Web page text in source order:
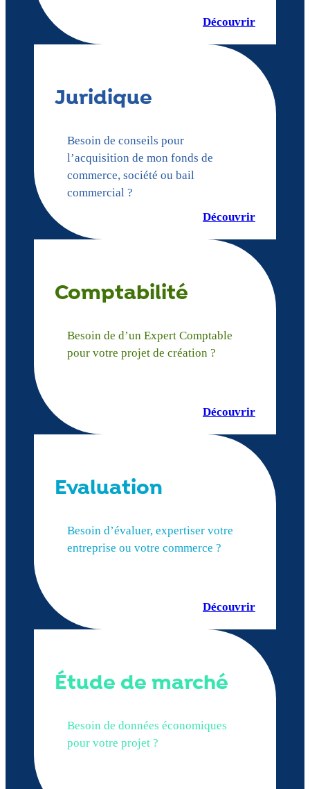
Découvrir
Juridique
Besoin de conseils pour
l’acquisition de mon fonds de
commerce, société ou bail
commercial ?
Découvrir
Comptabilité
Besoin de d’un Expert Comptable
pour votre projet de création ?
Découvrir
Evaluation
Besoin d’évaluer, expertiser votre
entreprise ou votre commerce ?
Découvrir
Étude de marché
Besoin de données économiques
pour votre projet ?